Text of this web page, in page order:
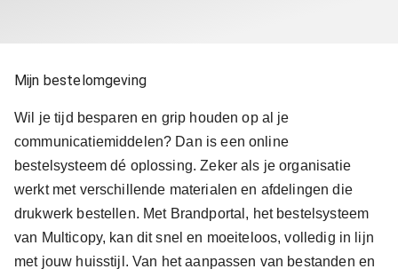
Mijn bestelomgeving
Wil je tijd besparen en grip houden op al je
communicatiemiddelen? Dan is een online
bestelsysteem dé oplossing. Zeker als je organisatie
werkt met verschillende materialen en afdelingen die
drukwerk bestellen. Met Brandportal, het bestelsysteem
van Multicopy, kan dit snel en moeiteloos, volledig in lijn
met jouw huisstijl. Van het aanpassen van bestanden en